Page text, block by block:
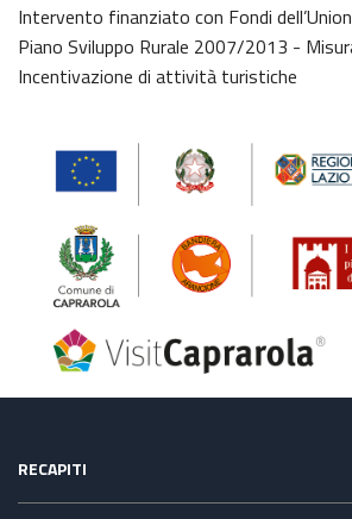
Intervento finanziato con Fondi
Piano Sviluppo Rurale 2007/2013 -
Incentivazione di attività turistiche
RECAPITI